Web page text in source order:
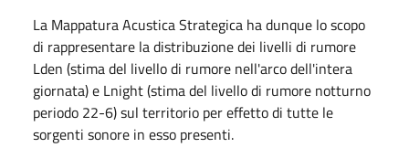
La Mappatura Acustica Strategica ha dunque lo scopo
di rappresentare la distribuzione dei livelli di rumore
Lden (stima del livello di rumore nell'arco dell'intera
giornata) e Lnight (stima del livello di rumore notturno
periodo 22-6) sul territorio per effetto di tutte le
sorgenti sonore in esso presenti.